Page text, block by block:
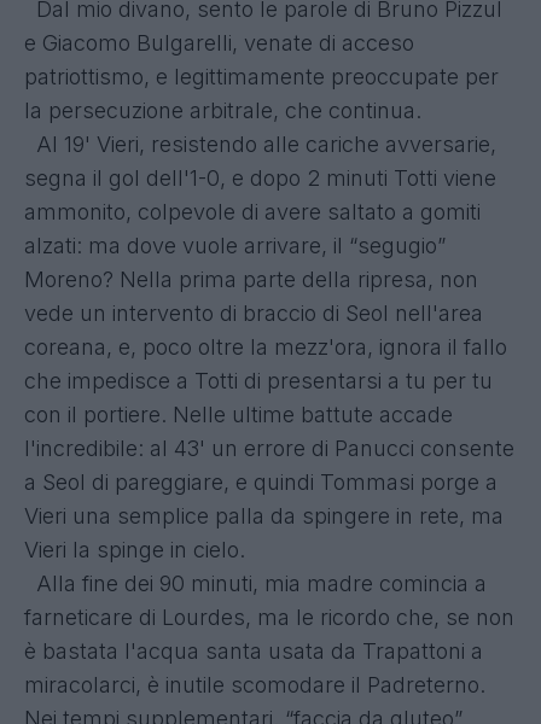
Dal mio divano, sento le parole di Bruno Pizzul
e Giacomo Bulgarelli, venate di acceso
patriottismo, e legittimamente preoccupate per
la persecuzione arbitrale, che continua.
Al 19' Vieri, resistendo alle cariche avversarie,
segna il gol dell'1-0, e dopo 2 minuti Totti viene
ammonito, colpevole di avere saltato a gomiti
alzati: ma dove vuole arrivare, il “segugio”
Moreno? Nella prima parte della ripresa, non
vede un intervento di braccio di Seol nell'area
coreana, e, poco oltre la mezz'ora, ignora il fallo
che impedisce a Totti di presentarsi a tu per tu
con il portiere. Nelle ultime battute accade
l'incredibile: al 43' un errore di Panucci consente
a Seol di pareggiare, e quindi Tommasi porge a
Vieri una semplice palla da spingere in rete, ma
Vieri la spinge in cielo.
Alla fine dei 90 minuti, mia madre comincia a
farneticare di Lourdes, ma le ricordo che, se non
è bastata l'acqua santa usata da Trapattoni a
miracolarci, è inutile scomodare il Padreterno.
Nei tempi supplementari, “faccia da gluteo”